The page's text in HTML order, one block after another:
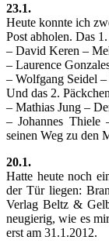
23.1.
Heute konnte ich
Post abholen. Das
– David Keren –
– Laurence
– Wolfgang Seidel
Und das 2.
– Mathias Jung –
– Johannes
seinen Weg zu den
20.1.
Hatte heute noch
der Tür liegen:
Verlag Beltz &
neugierig, wie es
erst am 31.1.2012.